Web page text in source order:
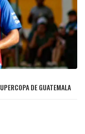
DE GUATEMALA